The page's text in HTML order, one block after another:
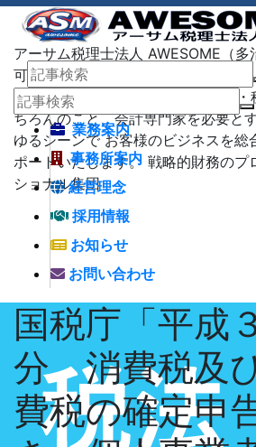
アーサム税理士法人 AWESOME（多
可児市・瑞浪市・土岐市） -地域No1
士法人 アーサム税理士法人 – 会計・
ちろんのこと、会計専門家を必要と
ゆるシーンで お客様のビジネスを総
ポートいたします。 戦略的財務のプ
ショナル集団
業務案内
事務所案内
経営理念
採用情報
お知らせ
お問い合わせ
国税庁「平成
分 消費税及
費税の確定申